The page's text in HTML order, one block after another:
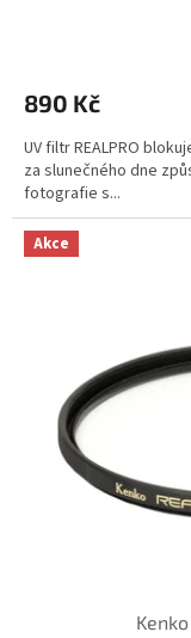
890 Kč
UV filtr REALPRO
za slunečného dne
fotografie s...
Akce